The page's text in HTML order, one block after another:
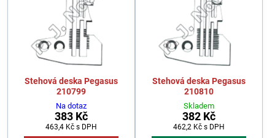
Stehová deska Pegasus
210799
Na dotaz
383 Kč
463,4 Kč s DPH
Stehová deska Pegasus
210810
Skladem
382 Kč
462,2 Kč s DPH